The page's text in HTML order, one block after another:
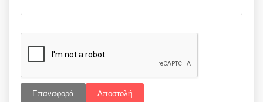
Επαναφορά Αποστολή